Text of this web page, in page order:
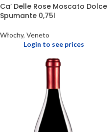
Ca’ Delle Rose Moscato Dolce
Spumante 0,75l
Włochy, Veneto
Login to see prices